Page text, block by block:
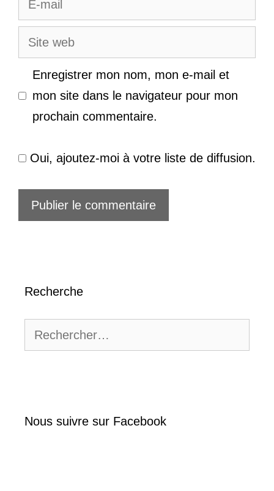
mail
Site
web
Enregistrer mon nom, mon e-mail et
mon site dans le navigateur pour mon
prochain commentaire.
Oui, ajoutez-moi à votre liste de diffusion.
Recherche
Nous suivre sur Facebook